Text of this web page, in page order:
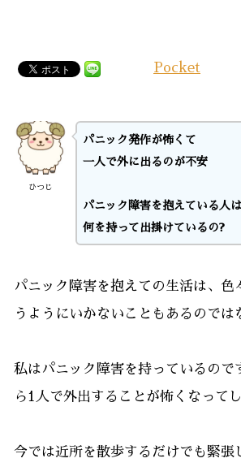
Pocket
ひつじ
パニック発作が怖くて
一人で外に出るのが不安
パニック障害を抱えている人は
何を持って出掛けているの?
パニック障害を抱えての生活は、色
うようにいかないこともあるのでは
私はパニック障害を持っているので
ら1人で外出することが怖くなって
今では近所を散歩するだけでも緊張